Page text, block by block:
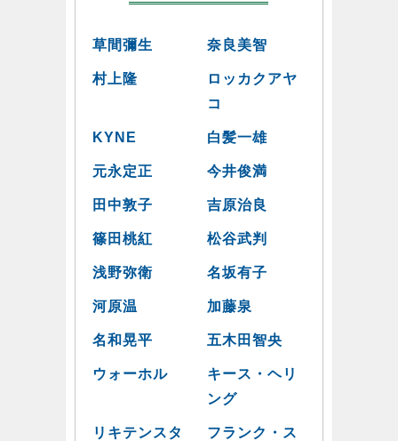
草間彌生 奈良美智
村上隆
ロッカクアヤ
コ
KYNE 白髪一雄
元永定正 今井俊満
田中敦子 吉原治良
篠田桃紅 松谷武判
浅野弥衛 名坂有子
河原温 加藤泉
名和晃平 五木田智央
ウォーホル
キース・ヘリ
ング
リキテンスタ
フランク・ス